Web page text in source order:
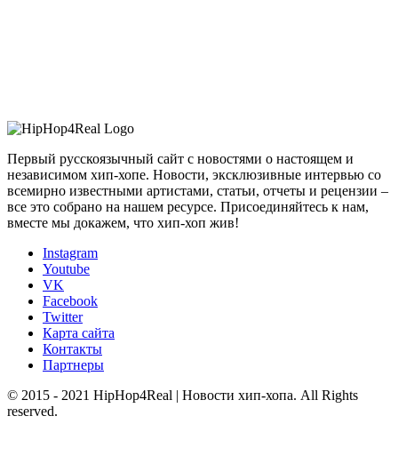
Первый русскоязычный сайт с новостями о настоящем и
независимом хип-хопе. Новости, эксклюзивные интервью со
всемирно известными артистами, статьи, отчеты и рецензии –
все это собрано на нашем ресурсе. Присоединяйтесь к нам,
вместе мы докажем, что хип-хоп жив!
Instagram
Youtube
VK
Facebook
Twitter
Карта сайта
Контакты
Партнеры
© 2015 - 2021 HipHop4Real | Новости хип-хопа. All Rights
reserved.